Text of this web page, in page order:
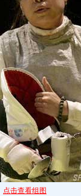
点击查看组图